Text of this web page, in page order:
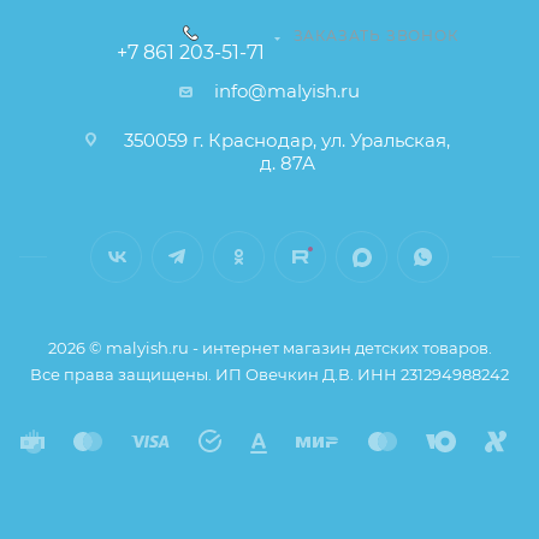
+7 861 203-51-71
ЗАКАЗАТЬ ЗВОНОК
info@malyish.ru
350059 г. Краснодар, ул. Уральская,
д. 87А
2026 © malyish.ru - интернет магазин детских товаров.
Все права защищены. ИП Овечкин Д.В. ИНН 231294988242